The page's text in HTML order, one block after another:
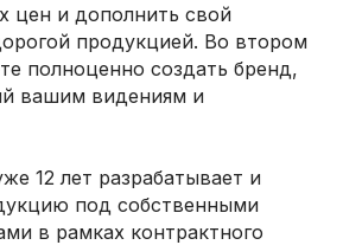
цен и дополнить свой
продукцией. Во втором
полноценно создать бренд,
вашим видениям и
12 лет разрабатывает и
под собственными
в рамках контрактного